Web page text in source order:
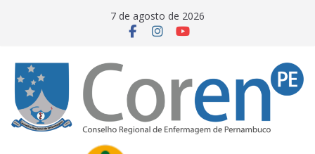
7 de agosto de 2026